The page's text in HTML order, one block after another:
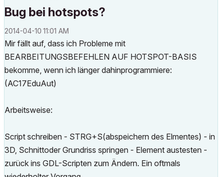
Bug bei hotspots?
‎2014-04-10 11:01 AM
Mir fällt auf, dass ich Probleme mit
BEARBEITUNGSBEFEHLEN AUF HOTSPOT-BASIS
bekomme, wenn ich länger dahinprogrammiere:
(AC17EduAut)
Arbeitsweise:
Script schreiben - STRG+S(abspeichern des Elmentes) - in
3D, Schnittoder Grundriss springen - Element austesten -
zurück ins GDL-Scripten zum Ändern. Ein oftmals